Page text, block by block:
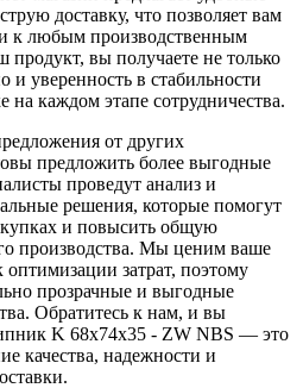
доставку, что позволяет вам
к любым производственным
продукт, вы получаете не только
и уверенность в стабильности
на каждом этапе сотрудничества.
от других
предложить более выгодные
проведут анализ и
решения, которые помогут
и повысить общую
производства. Мы ценим ваше
затрат, поэтому
прозрачные и выгодные
Обратитесь к нам, и вы
K 68x74x35 - ZW NBS — это
качества, надежности и